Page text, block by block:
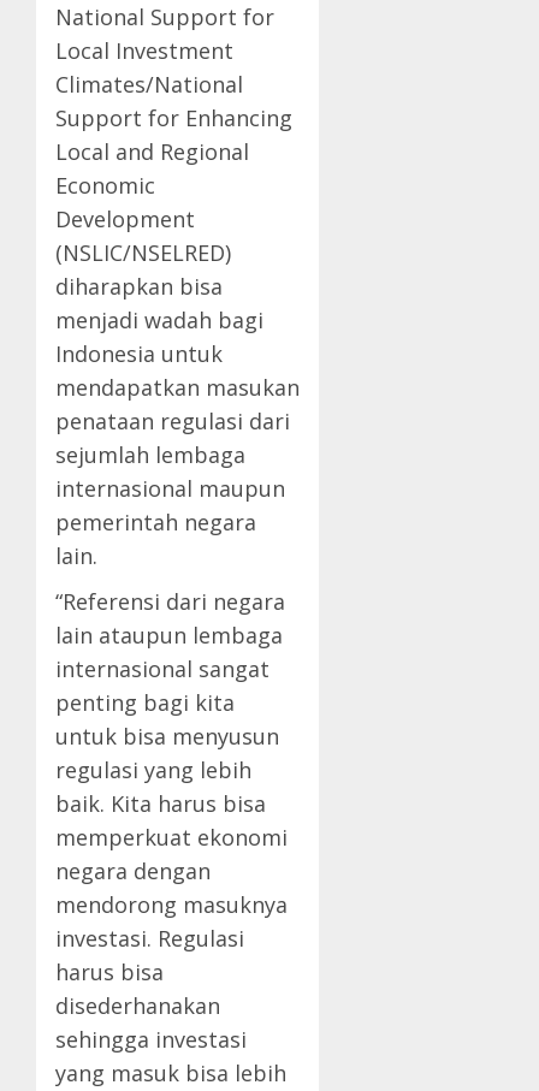
National Support for
Local Investment
Climates/National
Support for Enhancing
Local and Regional
Economic
Development
(NSLIC/NSELRED)
diharapkan bisa
menjadi wadah bagi
Indonesia untuk
mendapatkan masukan
penataan regulasi dari
sejumlah lembaga
internasional maupun
pemerintah negara
lain.
“Referensi dari negara
lain ataupun lembaga
internasional sangat
penting bagi kita
untuk bisa menyusun
regulasi yang lebih
baik. Kita harus bisa
memperkuat ekonomi
negara dengan
mendorong masuknya
investasi. Regulasi
harus bisa
disederhanakan
sehingga investasi
yang masuk bisa lebih